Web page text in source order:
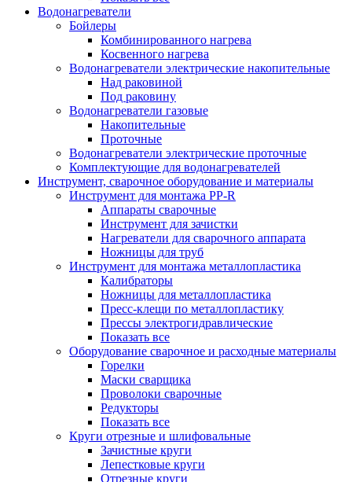
Водонагреватели
Бойлеры
Комбинированного нагрева
Косвенного нагрева
Водонагреватели электрические накопительные
Над раковиной
Под раковину
Водонагреватели газовые
Накопительные
Проточные
Водонагреватели электрические проточные
Комплектующие для водонагревателей
Инструмент, сварочное оборудование и материалы
Инструмент для монтажа PP-R
Аппараты сварочные
Инструмент для зачистки
Нагреватели для сварочного аппарата
Ножницы для труб
Инструмент для монтажа металлопластика
Калибраторы
Ножницы для металлопластика
Пресс-клещи по металлопластику
Прессы электрогидравлические
Показать все
Оборудование сварочное и расходные материалы
Горелки
Маски сварщика
Проволоки сварочные
Редукторы
Показать все
Круги отрезные и шлифовальные
Зачистные круги
Лепестковые круги
Отрезные круги